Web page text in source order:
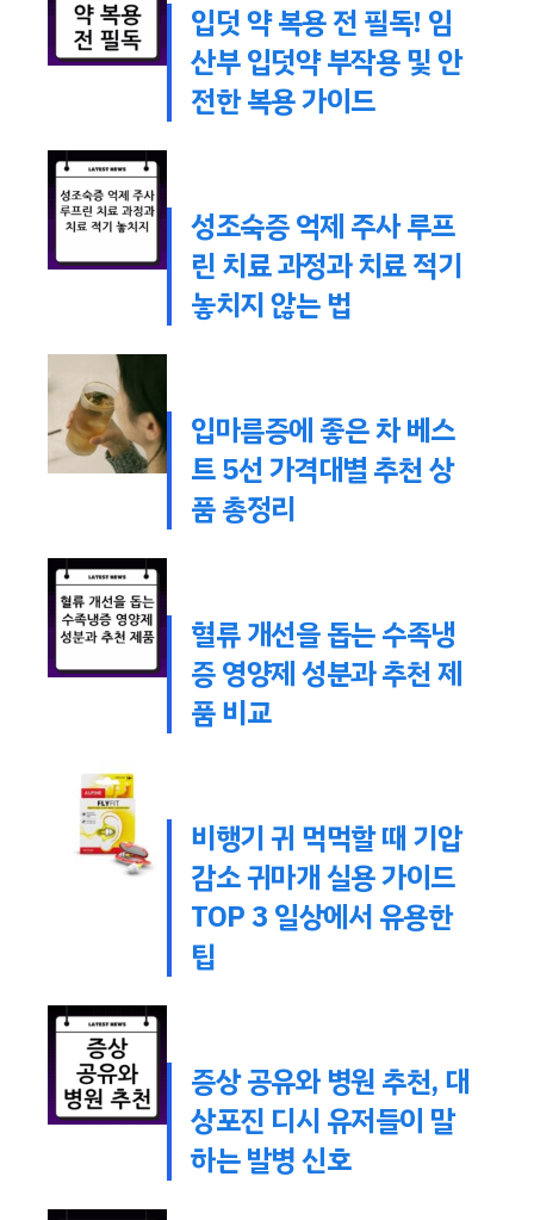
입덧 약 복용 전 필독! 임
산부 입덧약 부작용 및 안
전한 복용 가이드
성조숙증 억제 주사 루프
린 치료 과정과 치료 적기
놓치지 않는 법
입마름증에 좋은 차 베스
트 5선 가격대별 추천 상
품 총정리
혈류 개선을 돕는 수족냉
증 영양제 성분과 추천 제
품 비교
비행기 귀 먹먹할 때 기압
감소 귀마개 실용 가이드
TOP 3 일상에서 유용한
팁
증상 공유와 병원 추천, 대
상포진 디시 유저들이 말
하는 발병 신호